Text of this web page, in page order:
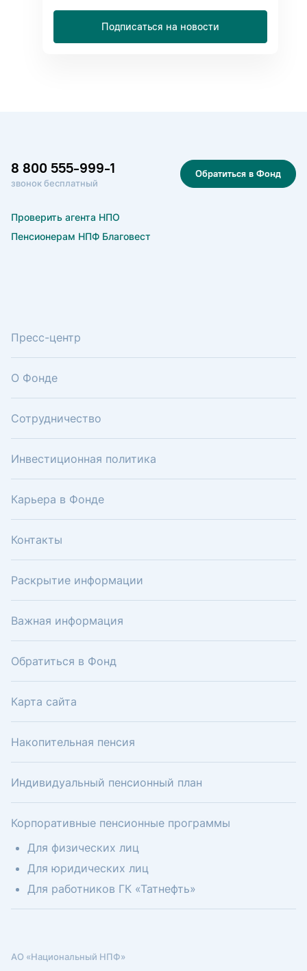
Подписаться на новости
8 800 555-999-1
звонок бесплатный
Обратиться в Фонд
Проверить агента НПО
Пенсионерам НПФ Благовест
Пресс-центр
О Фонде
Сотрудничество
Инвестиционная политика
Карьера в Фонде
Контакты
Раскрытие информации
Важная информация
Обратиться в Фонд
Карта сайта
Накопительная пенсия
Индивидуальный пенсионный план
Корпоративные пенсионные программы
Для физических лиц
Для юридических лиц
Для работников ГК «Татнефть»
АО «Национальный НПФ»